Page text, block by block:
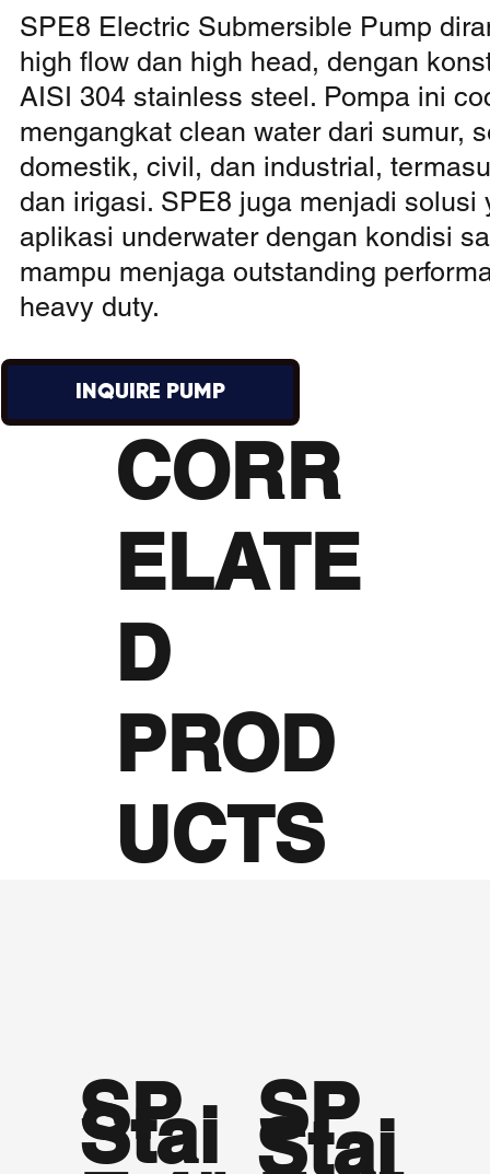
SPE8 Electric Submersible Pump
high flow dan high head, dengan
AISI 304 stainless steel. Pompa ini
mengangkat clean water dari sumur,
domestik, civil, dan industrial,
dan irigasi. SPE8 juga menjadi solusi
aplikasi underwater dengan kondisi
mampu menjaga outstanding
heavy duty.
INQUIRE PUMP
CORR
ELATE
D
PROD
UCTS
SP
Stai Stai
SP